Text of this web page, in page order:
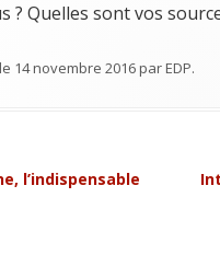
? Quelles sont vos
le 14 novembre 2016parEDP.
l’indispensable